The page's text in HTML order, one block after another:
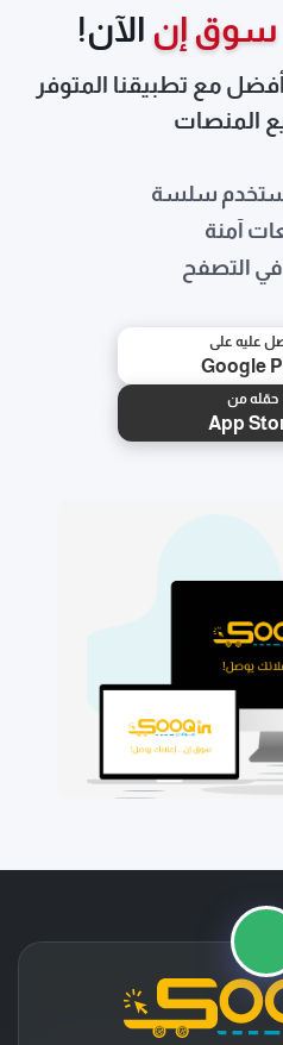
سوق إن الآن!
مع تطبيقنا المتوفر
المنصات
سلسة
آمنة
التصفح
عليه على
Google
حمّله من
App
⭐